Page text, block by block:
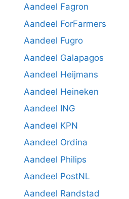
Aandeel Fagron
Aandeel ForFarmers
Aandeel Fugro
Aandeel Galapagos
Aandeel Heijmans
Aandeel Heineken
Aandeel ING
Aandeel KPN
Aandeel Ordina
Aandeel Philips
Aandeel PostNL
Aandeel Randstad